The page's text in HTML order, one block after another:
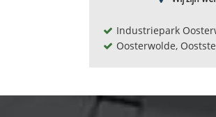
Industriepark
Oosterwolde,